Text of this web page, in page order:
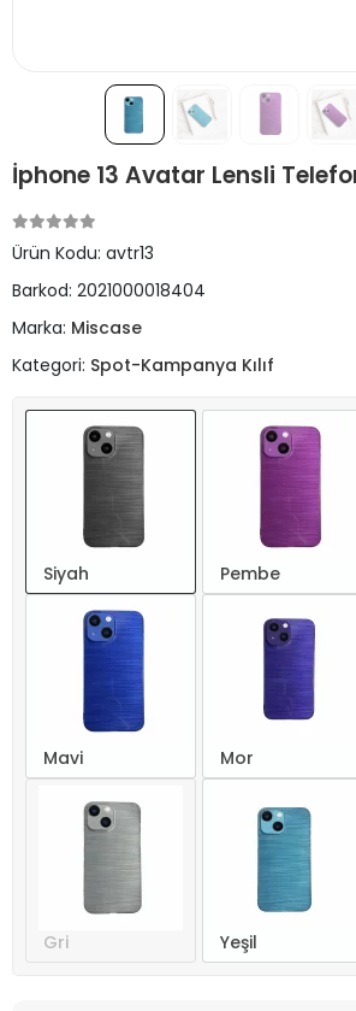
İphone 13 Avatar Lensli Telefon
Ürün Kodu: avtr13
Barkod: 2021000018404
Marka: Miscase
Kategori: Spot-Kampanya Kılıf
Siyah Pembe
Mavi Mor
Gri Yeşil